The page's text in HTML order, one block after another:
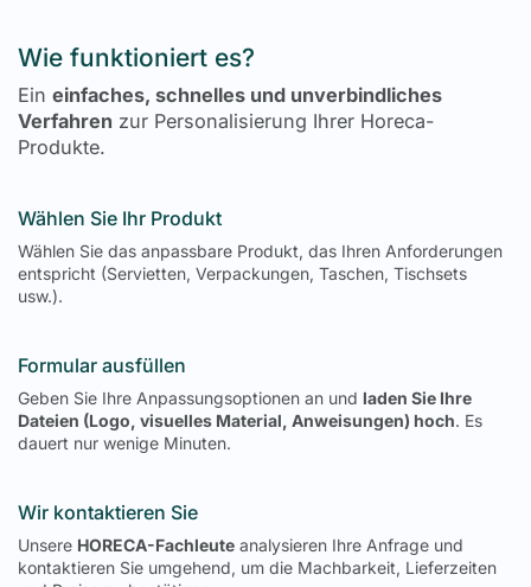
Wie funktioniert es?
Ein einfaches, schnelles und unverbindliches
Verfahren zur Personalisierung Ihrer Horeca-
Produkte.
Wählen Sie Ihr Produkt
Wählen Sie das anpassbare Produkt, das Ihren Anforderungen
entspricht (Servietten, Verpackungen, Taschen, Tischsets
usw.).
Formular ausfüllen
Geben Sie Ihre Anpassungsoptionen an und laden Sie Ihre
Dateien (Logo, visuelles Material, Anweisungen) hoch. Es
dauert nur wenige Minuten.
Wir kontaktieren Sie
Unsere HORECA-Fachleute analysieren Ihre Anfrage und
kontaktieren Sie umgehend, um die Machbarkeit, Lieferzeiten